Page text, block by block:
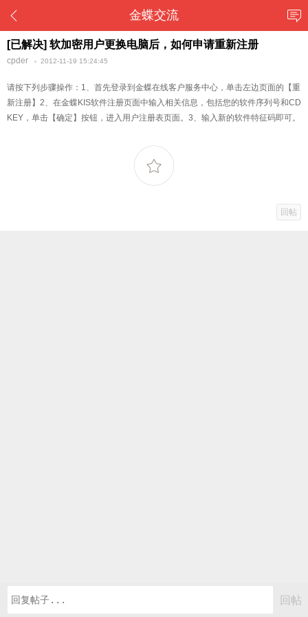
金蝶交流
[已解决] 软加密用户更换电脑后，如何申请重新注册
cpder 2012-11-19 15:24:45
请按下列步骤操作：1、首先登录到金蝶在线客户服务中心，单击左边页面的【重
新注册】2、在金蝶KIS软件注册页面中输入相关信息，包括您的软件序列号和CD
KEY，单击【确定】按钮，进入用户注册表页面。3、输入新的软件特征码即可。
回帖